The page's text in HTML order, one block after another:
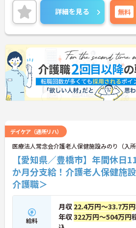
た福利厚生、待遇面の良さも魅力♪ご興味
には、面接対策ポイントなど、さらに詳細
しますのでお気軽にご相談ください！
詳細を見る 無料
デイケア（通所リハ）
医療法人常念会介護老人保健施設みのり（入所
【愛知県／豊橋市】年間休日
か月分支給！介護老人保健施
介護職＞
給料
月収 22.4万円～33.7万円
年収322万円～504万円